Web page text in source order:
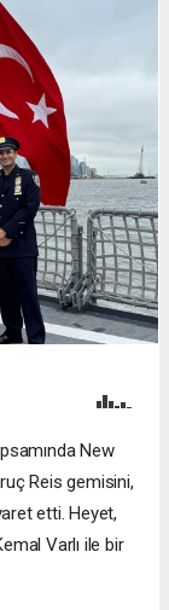
New
Reis gemisini,
etti. Heyet,
Varlı ile bir